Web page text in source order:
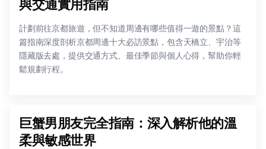
與交通實用指南
計劃前往京都旅遊，但不知道周邊有哪些值得一遊的景點？這
篇指南深度剖析京都周邊十大必訪景點，包含天橋立、宇治等
隱藏版去處，提供交通方式、最佳季節與個人心得，幫助你輕
鬆規劃行程。
巨蟹男朋友完全指南：深入解析他的溫
柔與敏感世界